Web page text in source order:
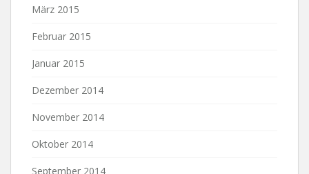
März 2015
Februar 2015
Januar 2015
Dezember 2014
November 2014
Oktober 2014
September 2014